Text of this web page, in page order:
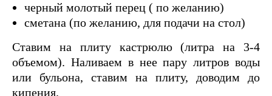
черный молотый перец ( по желанию)
сметана (по желанию, для подачи на стол)
Ставим на плиту кастрюлю (литра на 3-4
объемом). Наливаем в нее пару литров воды
или бульона, ставим на плиту, доводим до
кипения.